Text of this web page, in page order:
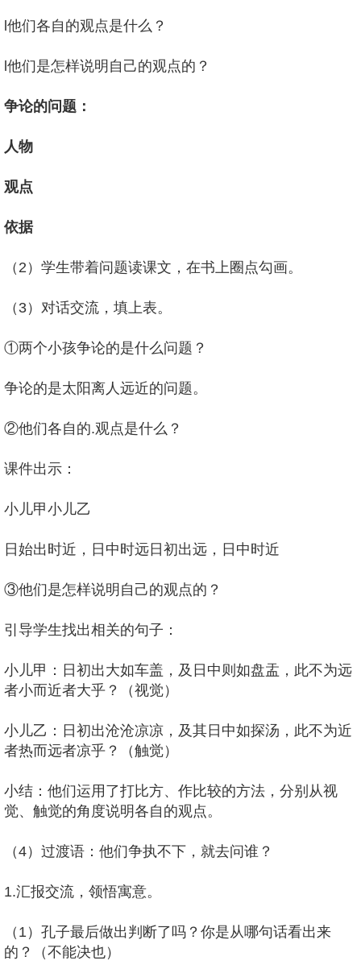
l他们各自的观点是什么？
l他们是怎样说明自己的观点的？
争论的问题：
人物
观点
依据
（2）学生带着问题读课文，在书上圈点勾画。
（3）对话交流，填上表。
①两个小孩争论的是什么问题？
争论的是太阳离人远近的问题。
②他们各自的.观点是什么？
课件出示：
小儿甲小儿乙
日始出时近，日中时远日初出远，日中时近
③他们是怎样说明自己的观点的？
引导学生找出相关的句子：
小儿甲：日初出大如车盖，及日中则如盘盂，此不为远
者小而近者大乎？（视觉）
小儿乙：日初出沧沧凉凉，及其日中如探汤，此不为近
者热而远者凉乎？（触觉）
小结：他们运用了打比方、作比较的方法，分别从视
觉、触觉的角度说明各自的观点。
（4）过渡语：他们争执不下，就去问谁？
1.汇报交流，领悟寓意。
（1）孔子最后做出判断了吗？你是从哪句话看出来
的？（不能决也）